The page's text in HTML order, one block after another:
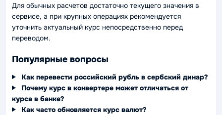
Для обычных расчетов достаточно текущего значения в
сервисе, а при крупных операциях рекомендуется
уточнить актуальный курс непосредственно перед
переводом.
Популярные вопросы
Как перевести российский рубль в сербский динар?
Почему курс в конвертере может отличаться от
курса в банке?
Как часто обновляется курс валют?